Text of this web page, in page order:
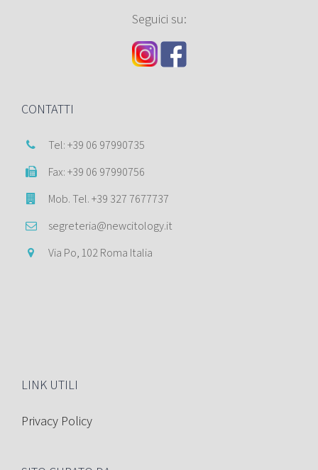
Seguici su:
CONTATTI
Tel: +39 06 97990735
Fax: +39 06 97990756
Mob. Tel. +39 327 7677737
segreteria@newcitology.it
Via Po, 102 Roma Italia
LINK UTILI
Privacy Policy